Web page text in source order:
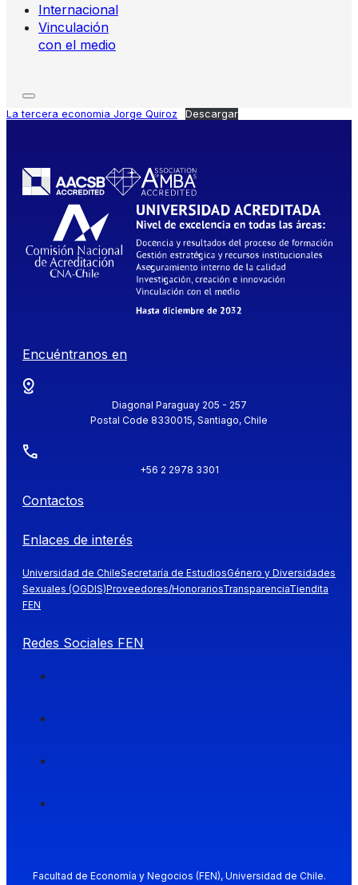
Internacional
Vinculación
con el medio
La tercera economia Jorge Quiroz Descargar
Encuéntranos en
Diagonal Paraguay 205 - 257
Postal Code 8330015, Santiago, Chile
+56 2 2978 3301
Contactos
Enlaces de interés
Universidad de ChileSecretaría de EstudiosGénero y Diversidades
Sexuales (OGDIS)Proveedores/HonorariosTransparenciaTiendita
FEN
Redes Sociales FEN
Facultad de Economía y Negocios (FEN), Universidad de Chile.